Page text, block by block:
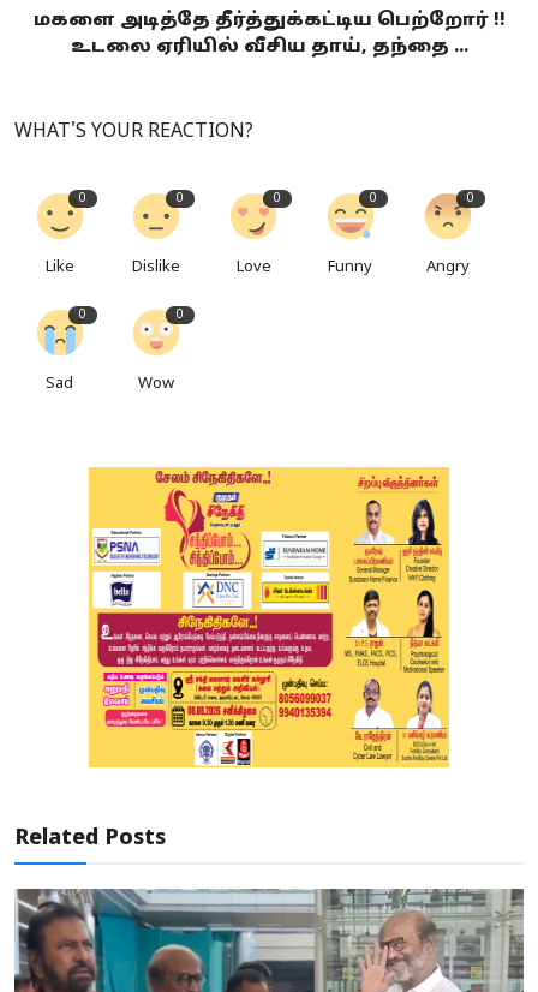
மகளை அடித்தே தீர்த்துக்கட்டிய பெற்றோர் !!
உடலை ஏரியில் வீசிய தாய், தந்தை ...
WHAT'S YOUR REACTION?
0
Like
0
Dislike
0
Love
0
Funny
0
Angry
0
Sad
0
Wow
Related Posts